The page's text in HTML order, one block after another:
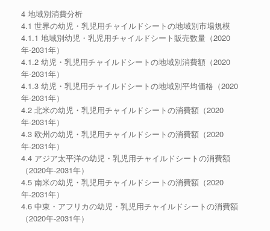
4 地域別消費分析
4.1 世界の幼児・乳児用チャイルドシートの地域別市場規模
4.1.1 地域別幼児・乳児用チャイルドシート販売数量（2020
年-2031年）
4.1.2 幼児・乳児用チャイルドシートの地域別消費額（2020
年-2031年）
4.1.3 幼児・乳児用チャイルドシートの地域別平均価格（2020
年-2031年）
4.2 北米の幼児・乳児用チャイルドシートの消費額（2020
年-2031年）
4.3 欧州の幼児・乳児用チャイルドシートの消費額（2020
年-2031年）
4.4 アジア太平洋の幼児・乳児用チャイルドシートの消費額
（2020年-2031年）
4.5 南米の幼児・乳児用チャイルドシートの消費額（2020
年-2031年）
4.6 中東・アフリカの幼児・乳児用チャイルドシートの消費額
（2020年-2031年）